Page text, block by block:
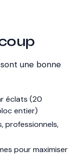
une bonne
éclats (20
entier)
professionnels,
pour maximiser